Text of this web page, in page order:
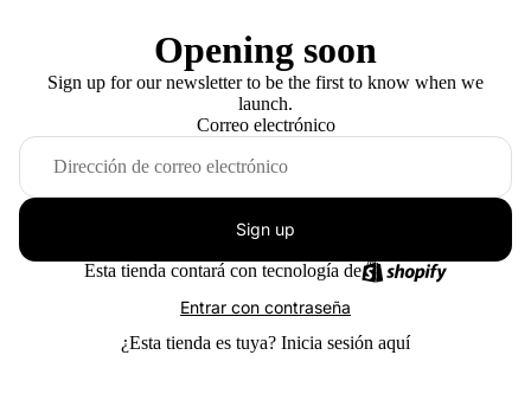
Opening soon
Sign up for our newsletter to be the first to know when we
launch.
Correo electrónico
Sign up
Esta tienda contará con tecnología de
Entrar con contraseña
¿Esta tienda es tuya? Inicia sesión aquí